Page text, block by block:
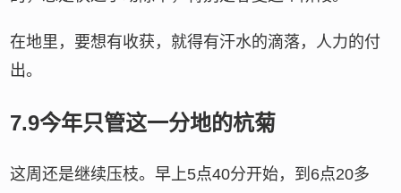
在地里，要想有收获，就得有汗水的滴落，人力的付
出。
7.9今年只管这一分地的杭菊
这周还是继续压枝。早上5点40分开始，到6点20多